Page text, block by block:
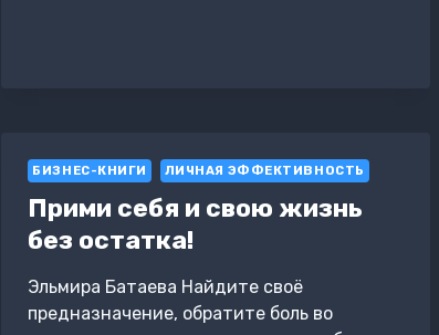
БИЗНЕС-КНИГИ ЛИЧНАЯ ЭФФЕКТИВНОСТЬ
Прими себя и свою жизнь
без остатка!
Эльмира Батаева Найдите своё
предназначение, обратите боль во